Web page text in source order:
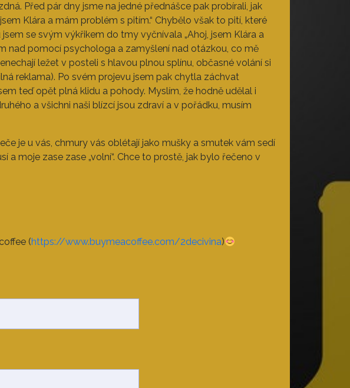
Před pár dny jsme na jedné přednášce pak probírali, jak
Klára a mám problém s pitím.“ Chybělo však to pití, které
se svým výkřikem do tmy vyčnívala „Ahoj, jsem Klára a
nad pomocí psychologa a zamyšlení nad otázkou, co mě
ležet v posteli s hlavou plnou splínu, občasné volání si
reklama). Po svém projevu jsem pak chytla záchvat
teď opět plná klidu a pohody. Myslím, že hodně udělal i
a všichni naši blízcí jsou zdraví a v pořádku, musím
je u vás, chmury vás oblétají jako mušky a smutek vám sedí
a moje zase zase „volní“. Chce to prostě, jak bylo řečeno v
(https://www.buymeacoffee.com/2decivina)